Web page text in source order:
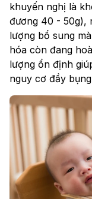
khuyến nghị là
đương 40 - 50g),
lượng bổ sung
hóa còn đang
lượng ổn định
nguy cơ đầy